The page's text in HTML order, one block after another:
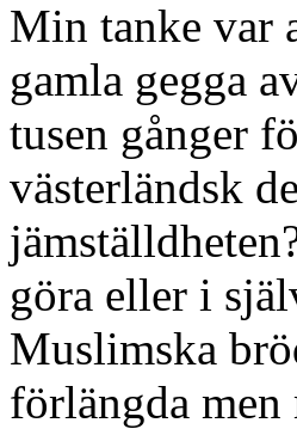
Min tanke var
gamla gegga
tusen gånger
västerländsk
göra eller i
Muslimska
förlängda men